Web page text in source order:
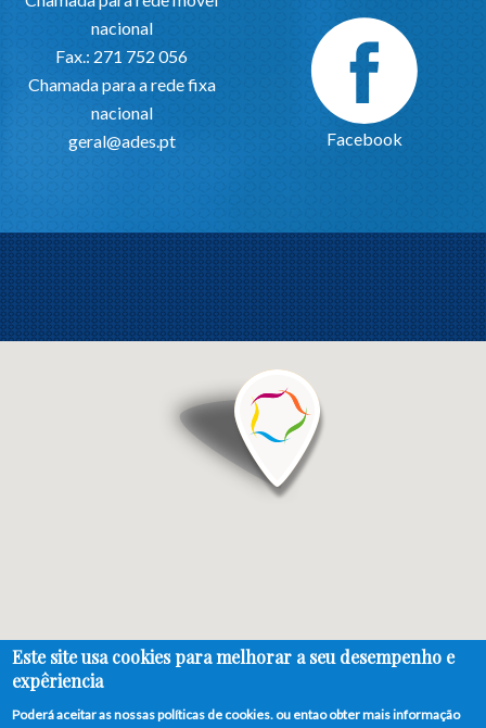
nacional
Fax.: 271 752 056
Chamada para a rede fixa
nacional
geral@ades.pt
Facebook
© ADES, Todos os direitos reservados -Powered by Sentido Comum®|
Este site usa cookies para melhorar a seu desempenho e
expêriencia
Poderá aceitar as nossas políticas de cookies. ou entao obter mais informação